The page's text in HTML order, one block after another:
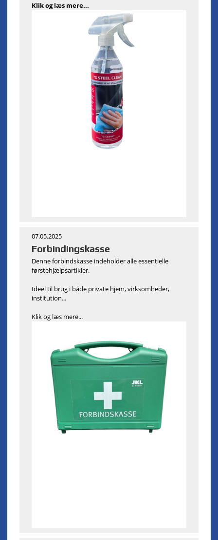
Klik og læs mere...
07.05.2025
Forbindingskasse
Denne forbindskasse indeholder alle essentielle
førstehjælpsartikler.
Ideel til brug i både private hjem, virksomheder,
institution...
Klik og læs mere...